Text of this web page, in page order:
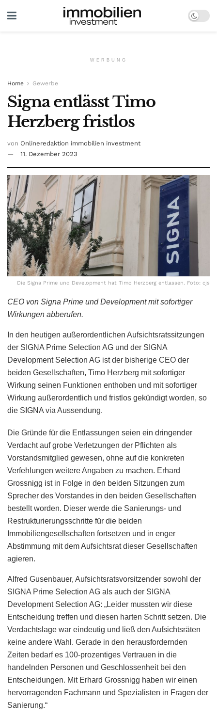
WERBUNG
Home Gewerbe
Signa entlässt Timo
Herzberg fristlos
von Onlineredaktion immobilien investment
11. Dezember 2023
Die Signa Prime und Development hat Timo Herzberg entlassen. Foto: cjs
CEO von Signa Prime und Development mit sofortiger
Wirkungen abberufen.
In den heutigen außerordentlichen Aufsichtsratssitzungen
der SIGNA Prime Selection AG und der SIGNA
Development Selection AG ist der bisherige CEO der
beiden Gesellschaften, Timo Herzberg mit sofortiger
Wirkung seinen Funktionen enthoben und mit sofortiger
Wirkung außerordentlich und fristlos gekündigt worden, so
die SIGNA via Aussendung.
Die Gründe für die Entlassungen seien ein dringender
Verdacht auf grobe Verletzungen der Pflichten als
Vorstandsmitglied gewesen, ohne auf die konkreten
Verfehlungen weitere Angaben zu machen. Erhard
Grossnigg ist in Folge in den beiden Sitzungen zum
Sprecher des Vorstandes in den beiden Gesellschaften
bestellt worden. Dieser werde die Sanierungs- und
Restrukturierungsschritte für die beiden
Immobiliengesellschaften fortsetzen und in enger
Abstimmung mit dem Aufsichtsrat dieser Gesellschaften
agieren.
Alfred Gusenbauer, Aufsichtsratsvorsitzender sowohl der
SIGNA Prime Selection AG als auch der SIGNA
Development Selection AG: „Leider mussten wir diese
Entscheidung treffen und diesen harten Schritt setzen. Die
Verdachtslage war eindeutig und ließ den Aufsichtsräten
keine andere Wahl. Gerade in den herausfordernden
Zeiten bedarf es 100-prozentiges Vertrauen in die
handelnden Personen und Geschlossenheit bei den
Entscheidungen. Mit Erhard Grossnigg haben wir einen
hervorragenden Fachmann und Spezialisten in Fragen der
Sanierung.“